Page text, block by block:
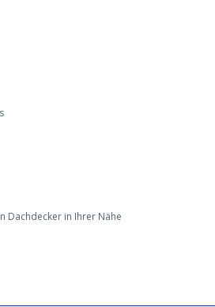
Dachdecker in Ihrer Nähe